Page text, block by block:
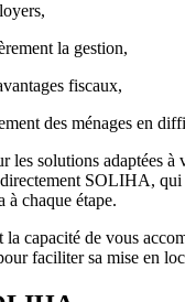
,
la gestion,
fiscaux,
des ménages en
les solutions adaptées à
SOLIHA,
à chaque étape.
capacité de vous
faciliter sa mise en